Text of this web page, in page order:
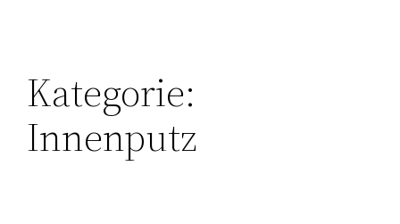
Kategorie:
Innenputz